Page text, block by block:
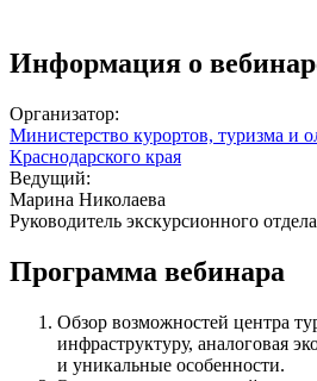
Информация о
Организатор:
Министерство курортов, туризма и
Краснодарского края
Ведущий:
Марина Николаева
Руководитель экскурсионного отдела
Программа вебинара
Обзор возможностей центра
инфраструктуру, аналоговая
и уникальные особенности.